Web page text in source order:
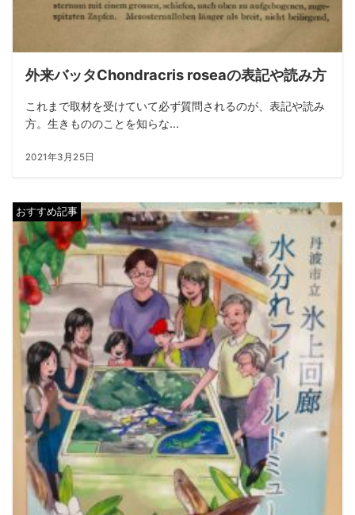
外来バッタChondracris roseaの表記や読み方
これまで取材を受けていて必ず質問されるのが、表記や読み
方。生きもののことを知らな...
2021年3月25日
おすすめ記事